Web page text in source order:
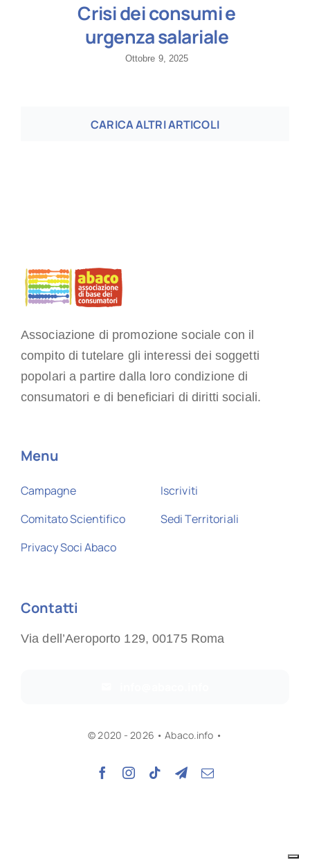
Crisi dei consumi e
urgenza salariale
Ottobre 9, 2025
CARICA ALTRI ARTICOLI
Associazione di promozione sociale con il
compito di tutelare gli interessi dei soggetti
popolari a partire dalla loro condizione di
consumatori e di beneficiari di diritti sociali.
Menu
Campagne
Comitato Scientifico
Privacy Soci Abaco
Iscriviti
Sedi Territoriali
Contatti
Via dell’Aeroporto 129, 00175 Roma
© 2020 - 2026 • Abaco.info •